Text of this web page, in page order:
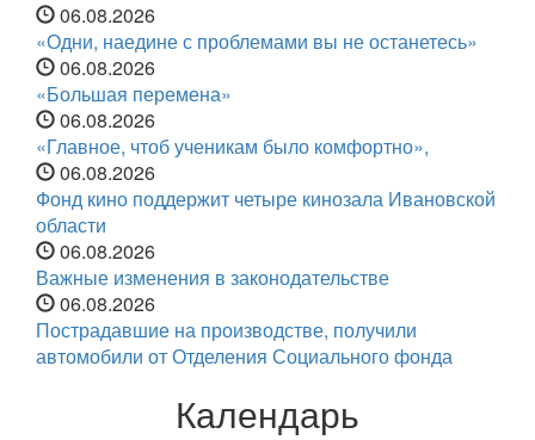
06.08.2026
«Одни, наедине с проблемами вы не останетесь»
06.08.2026
«Большая перемена»
06.08.2026
«Главное, чтоб ученикам было комфортно»,
06.08.2026
Фонд кино поддержит четыре кинозала Ивановской
области
06.08.2026
Важные изменения в законодательстве
06.08.2026
Пострадавшие на производстве, получили
автомобили от Отделения Социального фонда
Календарь